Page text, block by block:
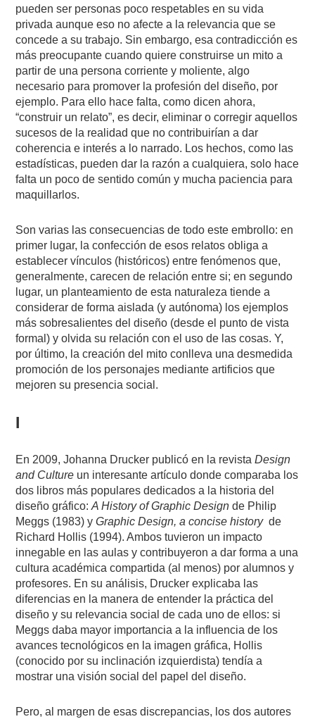
pueden ser personas poco respetables en su vida
privada aunque eso no afecte a la relevancia que se
concede a su trabajo. Sin embargo, esa contradicción es
más preocupante cuando quiere construirse un mito a
partir de una persona corriente y moliente, algo
necesario para promover la profesión del diseño, por
ejemplo. Para ello hace falta, como dicen ahora,
“construir un relato”, es decir, eliminar o corregir aquellos
sucesos de la realidad que no contribuirían a dar
coherencia e interés a lo narrado. Los hechos, como las
estadísticas, pueden dar la razón a cualquiera, solo hace
falta un poco de sentido común y mucha paciencia para
maquillarlos.
Son varias las consecuencias de todo este embrollo: en
primer lugar, la confección de esos relatos obliga a
establecer vínculos (históricos) entre fenómenos que,
generalmente, carecen de relación entre si; en segundo
lugar, un planteamiento de esta naturaleza tiende a
considerar de forma aislada (y autónoma) los ejemplos
más sobresalientes del diseño (desde el punto de vista
formal) y olvida su relación con el uso de las cosas. Y,
por último, la creación del mito conlleva una desmedida
promoción de los personajes mediante artificios que
mejoren su presencia social.
I
En 2009, Johanna Drucker publicó en la revistaDesign
and Culture un interesante artículo donde comparaba los
dos libros más populares dedicados a la historia del
diseño gráfico:A History of Graphic Design de Philip
Meggs (1983) yGraphic Design, a concise history de
Richard Hollis (1994). Ambos tuvieron un impacto
innegable en las aulas y contribuyeron a dar forma a una
cultura académica compartida (al menos) por alumnos y
profesores. En su análisis, Drucker explicaba las
diferencias en la manera de entender la práctica del
diseño y su relevancia social de cada uno de ellos: si
Meggs daba mayor importancia a la influencia de los
avances tecnológicos en la imagen gráfica, Hollis
(conocido por su inclinación izquierdista) tendía a
mostrar una visión social del papel del diseño.
Pero, al margen de esas discrepancias, los dos autores